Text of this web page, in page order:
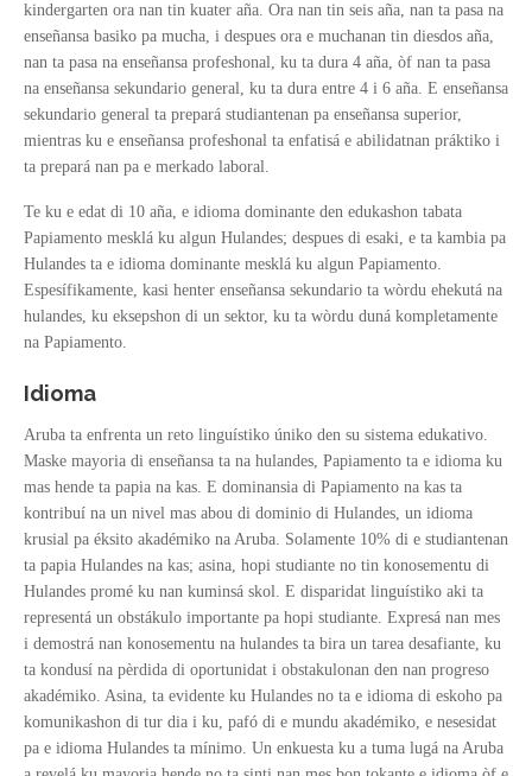
kindergarten ora nan tin kuater aña. Ora nan tin seis aña, nan ta pasa na
enseñansa basiko pa mucha, i despues ora e muchanan tin diesdos aña,
nan ta pasa na enseñansa profeshonal, ku ta dura 4 aña, òf nan ta pasa
na enseñansa sekundario general, ku ta dura entre 4 i 6 aña. E enseñansa
sekundario general ta prepará studiantenan pa enseñansa superior,
mientras ku e enseñansa profeshonal ta enfatisá e abilidatnan práktiko i
ta prepará nan pa e merkado laboral.
Te ku e edat di 10 aña, e idioma dominante den edukashon tabata
Papiamento mesklá ku algun Hulandes; despues di esaki, e ta kambia pa
Hulandes ta e idioma dominante mesklá ku algun Papiamento.
Espesífikamente, kasi henter enseñansa sekundario ta wòrdu ehekutá na
hulandes, ku eksepshon di un sektor, ku ta wòrdu duná kompletamente
na Papiamento.
Idioma
Aruba ta enfrenta un reto linguístiko úniko den su sistema edukativo.
Maske mayoria di enseñansa ta na hulandes, Papiamento ta e idioma ku
mas hende ta papia na kas. E dominansia di Papiamento na kas ta
kontribuí na un nivel mas abou di dominio di Hulandes, un idioma
krusial pa éksito akadémiko na Aruba. Solamente 10% di e studiantenan
ta papia Hulandes na kas; asina, hopi studiante no tin konosementu di
Hulandes promé ku nan kuminsá skol. E disparidat linguístiko aki ta
representá un obstákulo importante pa hopi studiante. Expresá nan mes
i demostrá nan konosementu na hulandes ta bira un tarea desafiante, ku
ta kondusí na pèrdida di oportunidat i obstakulonan den nan progreso
akadémiko. Asina, ta evidente ku Hulandes no ta e idioma di eskoho pa
komunikashon di tur dia i ku, pafó di e mundu akadémiko, e nesesidat
pa e idioma Hulandes ta mínimo. Un enkuesta ku a tuma lugá na Aruba